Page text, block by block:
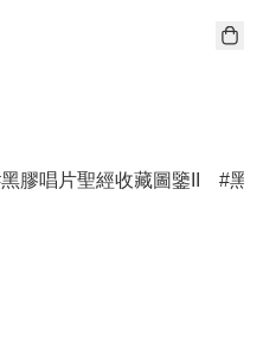
黑膠唱片聖經收藏圖鑒II
黑